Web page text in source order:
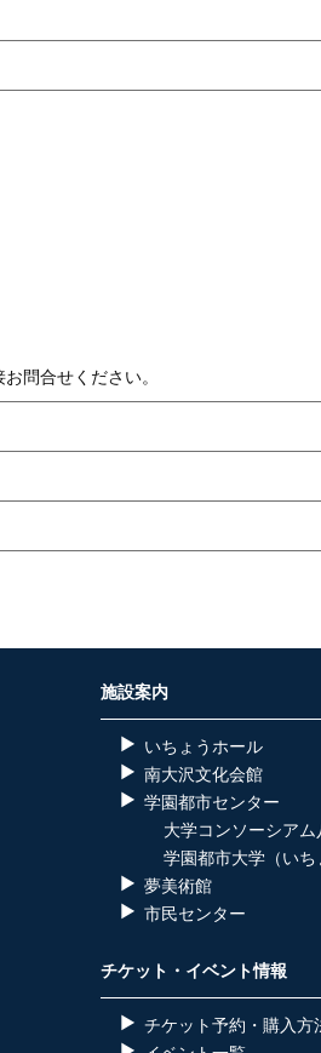
問合せください。
施設案内
いちょうホール
南大沢文化会館
学園都市センター
大学コンソーシアム
学園都市大学（いち
夢美術館
市民センター
チケット・イベント情報
チケット予約・購入方